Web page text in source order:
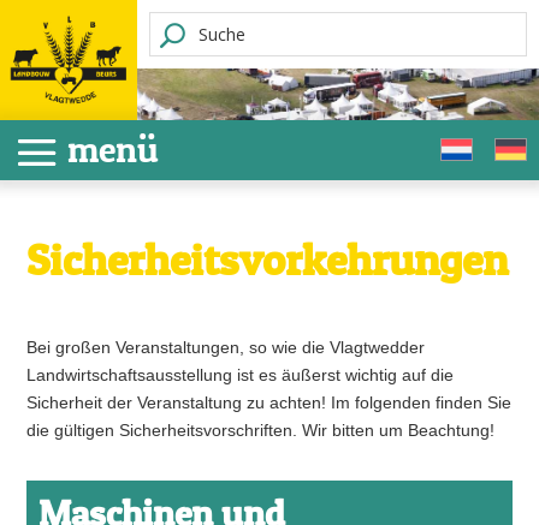
Sicherheitsvorkehrungen
Bei großen Veranstaltungen, so wie die Vlagtwedder
Landwirtschaftsausstellung ist es äußerst wichtig auf die
Sicherheit der Veranstaltung zu achten! Im folgenden finden Sie
die gültigen Sicherheitsvorschriften. Wir bitten um Beachtung!
Maschinen und